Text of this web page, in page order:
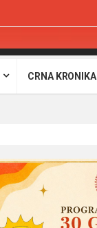
CRNA KRONIKA